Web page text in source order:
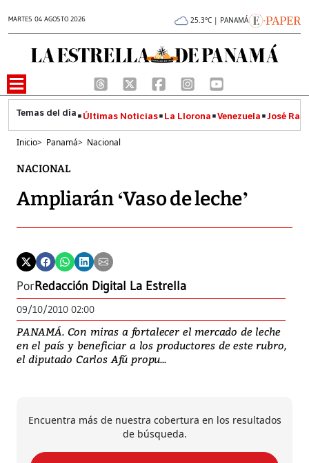
MARTES 04 AGOSTO 2026 25.3°C | PANAMÁ
Últimas Noticias La Llorona Venezuela José
Inicio> Panamá> Nacional
NACIONAL
Ampliarán ‘Vaso de leche’
PorRedacción Digital La Estrella
09/10/2010 02:00
PANAMÁ. Con miras a fortalecer el mercado de leche
en el país y beneficiar a los productores de este rubro,
el diputado Carlos Afú propu...
Encuentra más de nuestra cobertura en los resultados
de búsqueda.